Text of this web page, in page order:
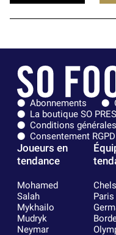
Abonnements
La boutique SO
Conditions
Consentement RGPD
Joueurs en
tendance
Mohamed
Salah
Mykhailo
Mudryk
Neymar